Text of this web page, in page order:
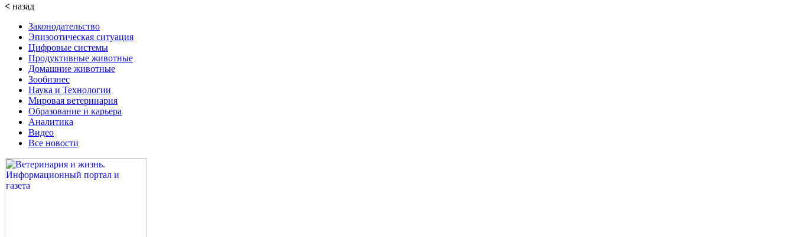
< назад
Законодательство
Эпизоотическая ситуация
Цифровые системы
Продуктивные животные
Домашние животные
Зообизнес
Наука и Технологии
Мировая ветеринария
Образование и карьера
Аналитика
Видео
Все новости